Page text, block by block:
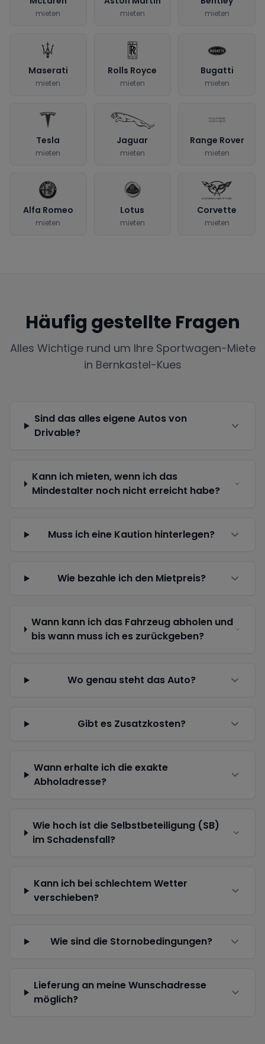
mieten mieten mieten
Maserati
mieten
Rolls Royce
mieten
Bugatti
mieten
Tesla
mieten
Jaguar
mieten
Range Rover
mieten
Alfa Romeo
mieten
Lotus
mieten
Corvette
mieten
Häufig gestellte Fragen
Alles Wichtige rund um Ihre Sportwagen-Miete
in Bernkastel-Kues
Sind das alles eigene Autos von
Drivable?
Kann ich mieten, wenn ich das
Mindestalter noch nicht erreicht habe?
Muss ich eine Kaution hinterlegen?
Wie bezahle ich den Mietpreis?
Wann kann ich das Fahrzeug abholen und
bis wann muss ich es zurückgeben?
Wo genau steht das Auto?
Gibt es Zusatzkosten?
Wann erhalte ich die exakte
Abholadresse?
Wie hoch ist die Selbstbeteiligung (SB)
im Schadensfall?
Kann ich bei schlechtem Wetter
verschieben?
Wie sind die Stornobedingungen?
Lieferung an meine Wunschadresse
möglich?